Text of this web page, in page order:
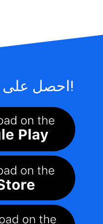
احصل على هذا التطبيق الآن!